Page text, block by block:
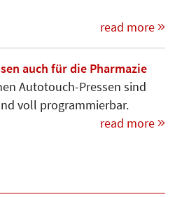
read more
auch für die Pharmazie
Autotouch-Pressen sind
voll programmierbar.
read more